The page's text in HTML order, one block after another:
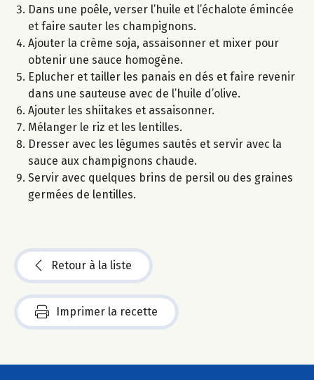
Dans une poêle, verser l’huile et l’échalote émincée
et faire sauter les champignons.
Ajouter la crème soja, assaisonner et mixer pour
obtenir une sauce homogène.
Eplucher et tailler les panais en dés et faire revenir
dans une sauteuse avec de l’huile d’olive.
Ajouter les shiitakes et assaisonner.
Mélanger le riz et les lentilles.
Dresser avec les légumes sautés et servir avec la
sauce aux champignons chaude.
Servir avec quelques brins de persil ou des graines
germées de lentilles.
Retour à la liste
Imprimer la recette